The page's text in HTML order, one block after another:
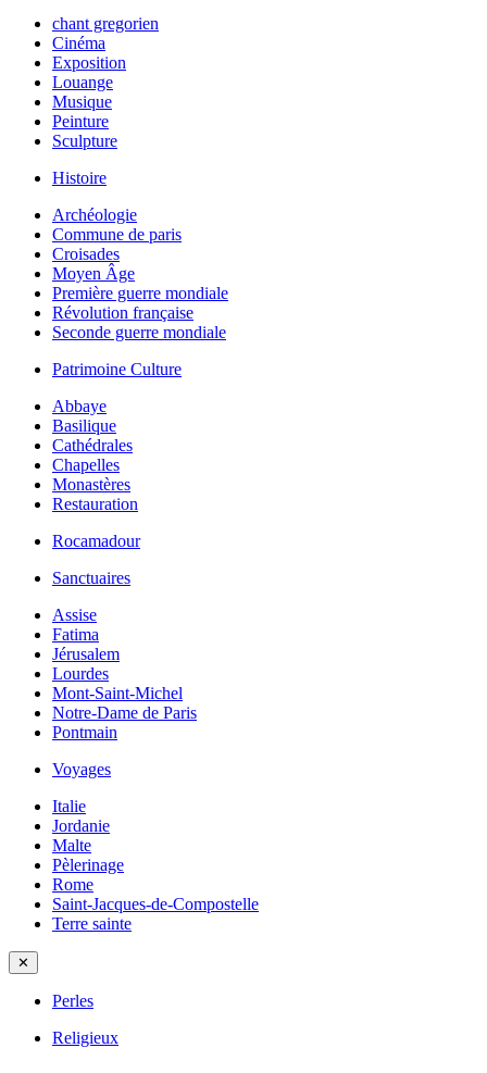
chant gregorien
Cinéma
Exposition
Louange
Musique
Peinture
Sculpture
Histoire
Archéologie
Commune de paris
Croisades
Moyen Âge
Première guerre mondiale
Révolution française
Seconde guerre mondiale
Patrimoine Culture
Abbaye
Basilique
Cathédrales
Chapelles
Monastères
Restauration
Rocamadour
Sanctuaires
Assise
Fatima
Jérusalem
Lourdes
Mont-Saint-Michel
Notre-Dame de Paris
Pontmain
Voyages
Italie
Jordanie
Malte
Pèlerinage
Rome
Saint-Jacques-de-Compostelle
Terre sainte
✕
Perles
Religieux